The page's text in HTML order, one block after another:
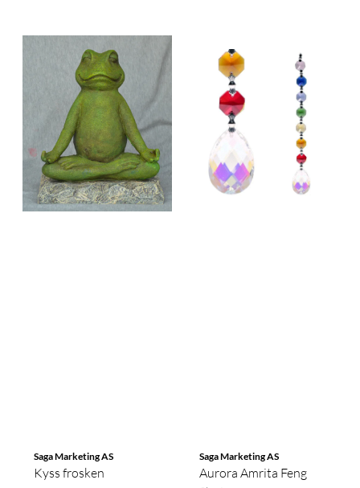
Saga Marketing AS
Kyss frosken
Saga Marketing AS
Aurora Amrita Feng